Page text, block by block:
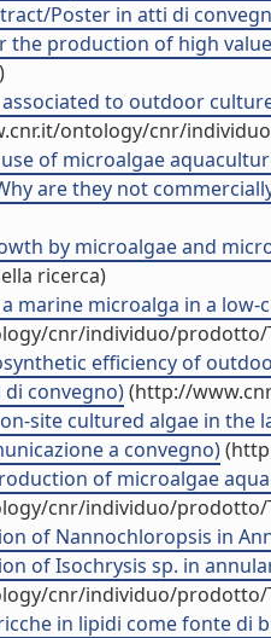
Poster in atti di
the production of high
to outdoor
ontology/cnr/
of microalgae
are they not
by microalgae and
ricerca)
marine microalga in a
cnr/individuo/prodotto/
efficiency of
convegno)(http://
site cultured algae in the
a convegno)
of microalgae
cnr/individuo/prodotto/
of Nannochloropsis in
of Isochrysis sp. in
cnr/individuo/prodotto/
in lipidi come fonte di